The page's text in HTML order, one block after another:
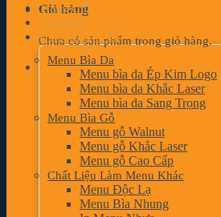
Giỏ hàng
Chưa có sản phẩm trong giỏ hàng.
Trang chủ
Giới thiệu
Danh mục in ấn
Menu Bìa Da
Menu bìa da Ép Kim Logo
Menu bìa da Khắc Laser
Menu bìa da Sang Trọng
Menu Bìa Gỗ
Menu gỗ Walnut
Menu gỗ Khắc Laser
Menu gỗ Cao Cấp
Chất Liệu Làm Menu Khác
Menu Độc Lạ
Menu Bìa Nhung